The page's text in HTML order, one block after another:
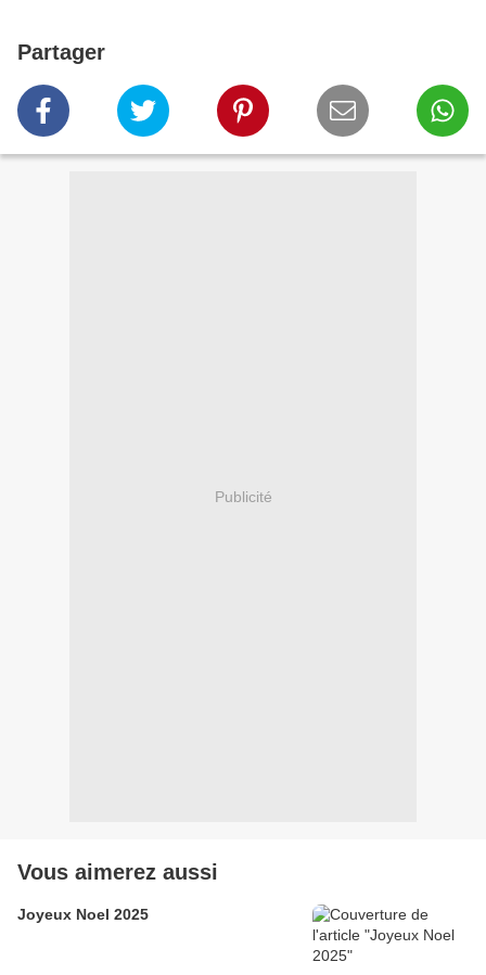
Partager
Publicité
Vous aimerez aussi
Joyeux Noel 2025